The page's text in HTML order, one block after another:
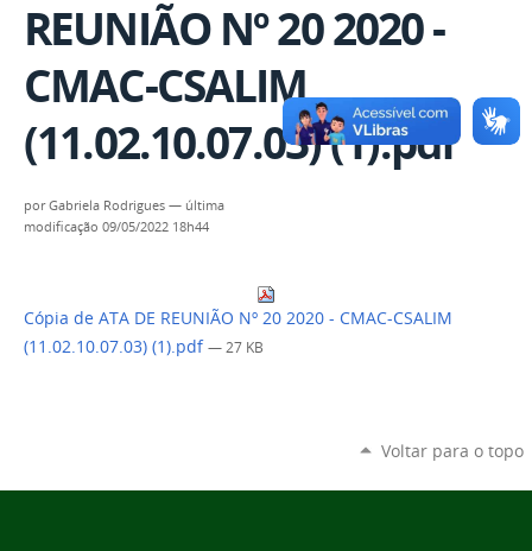
REUNIÃO Nº 20 2020 -
CMAC-CSALIM
(11.02.10.07.03) (1).pdf
porGabriela Rodrigues — última
modificação 09/05/2022 18h44
Cópia de ATA DE REUNIÃO Nº 20 2020 - CMAC-CSALIM
(11.02.10.07.03) (1).pdf — 27 KB
Voltar para o topo